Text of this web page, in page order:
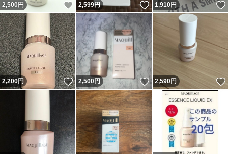
2,500 円 いいね！
2,599円 いいね！
1,910円
2,200円 いいね！
2,500円 いいね！
2,590円